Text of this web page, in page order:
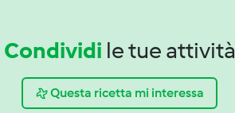
Condividi le tue attività
Questa ricetta mi interessa